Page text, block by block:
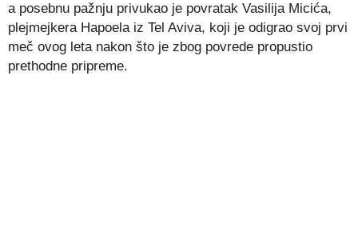
a posebnu pažnju privukao je povratak Vasilija Micića,
plejmejkera Hapoela iz Tel Aviva, koji je odigrao svoj prvi
meč ovog leta nakon što je zbog povrede propustio
prethodne pripreme.